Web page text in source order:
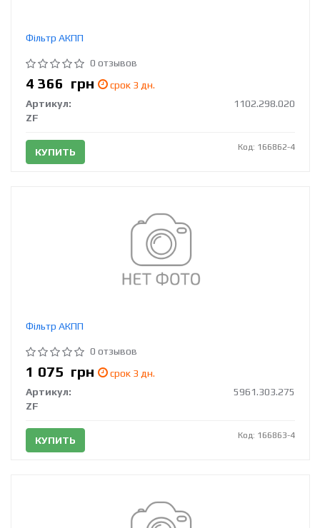
Фільтр АКПП
0 отзывов
4 366 грн
срок 3 дн.
Артикул:
1102.298.020
ZF
КУПИТЬ Код: 166862-4
Фільтр АКПП
0 отзывов
1 075 грн
срок 3 дн.
Артикул:
5961.303.275
ZF
КУПИТЬ Код: 166863-4